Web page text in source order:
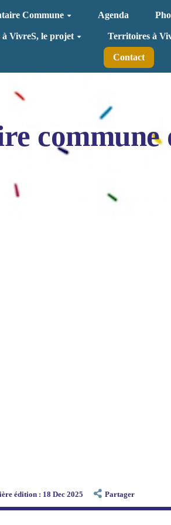
Commune Agenda
VivreS, le projet Territoires à
Contact
édition : 18 Dec 2025 Partager